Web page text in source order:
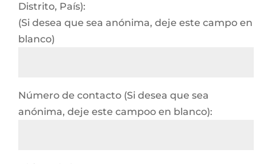
Distrito, País):
(Si desea que sea anónima, deje este campo en
blanco)
Número de contacto (Si desea que sea
anónima, deje este campoo en blanco):